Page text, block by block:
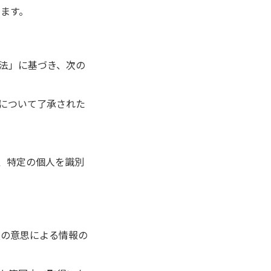
す。
」に基づき、次の
ついて了承された
特定の個人を識別
意思による情報の